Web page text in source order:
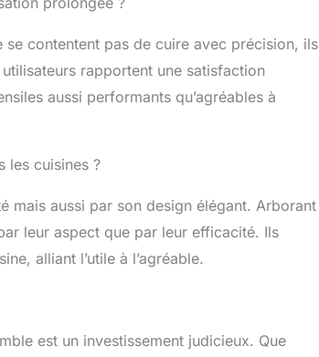
un ajout élégant et attrayant à toute
congélateur, notre ensemble de moules
PFOS et PTFE, assurant la santé et la
recommandons de le laver à la main
contentent pas de cuire avec précision, ils
rapportent une satisfaction
aussi performants qu’agréables à
les cuisines ?
mais aussi par son design élégant. Arborant
leur aspect que par leur efficacité. Ils
alliant l’utile à l’agréable.
est un investissement judicieux. Que